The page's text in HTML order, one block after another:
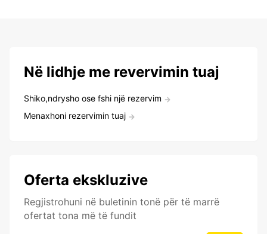
Në lidhje me revervimin tuaj
Shiko,ndrysho ose fshi një rezervim
Menaxhoni rezervimin tuaj
Oferta ekskluzive
Regjistrohuni në buletinin tonë për të marrë
ofertat tona më të fundit